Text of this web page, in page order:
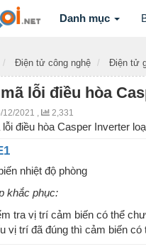
Danh mục
Điện tử công nghệ Điện tử
lỗi điều hòa
12/2021 , 2,331
lỗi điều hòa Casper Inverter
nhiệt độ phòng
khắc phục:
tra vị trí cảm biến có thể
vị trí đã đúng thì cảm biến